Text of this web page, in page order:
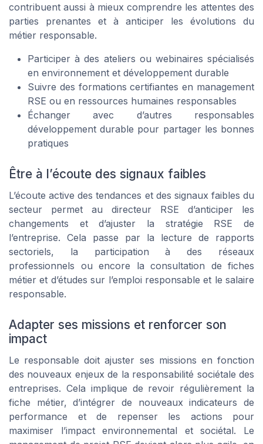
contribuent aussi à mieux comprendre les attentes des
parties prenantes et à anticiper les évolutions du
métier responsable.
Participer à des ateliers ou webinaires spécialisés
en environnement et développement durable
Suivre des formations certifiantes en management
RSE ou en ressources humaines responsables
Échanger avec d’autres responsables
développement durable pour partager les bonnes
pratiques
Être à l’écoute des signaux faibles
L’écoute active des tendances et des signaux faibles du
secteur permet au directeur RSE d’anticiper les
changements et d’ajuster la stratégie RSE de
l’entreprise. Cela passe par la lecture de rapports
sectoriels, la participation à des réseaux
professionnels ou encore la consultation de fiches
métier et d’études sur l’emploi responsable et le salaire
responsable.
Adapter ses missions et renforcer son
impact
Le responsable doit ajuster ses missions en fonction
des nouveaux enjeux de la responsabilité sociétale des
entreprises. Cela implique de revoir régulièrement la
fiche métier, d’intégrer de nouveaux indicateurs de
performance et de repenser les actions pour
maximiser l’impact environnemental et sociétal. Le